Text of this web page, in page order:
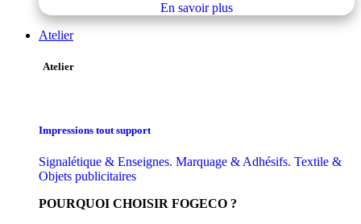
En savoir plus
Atelier
Atelier
Impressions tout support
Signalétique & Enseignes. Marquage & Adhésifs. Textile &
Objets publicitaires
POURQUOI CHOISIR FOGECO ?